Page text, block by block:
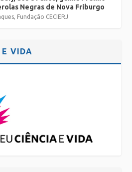
Negras de Nova Friburgo
, Fundação CECIERJ
E VIDA